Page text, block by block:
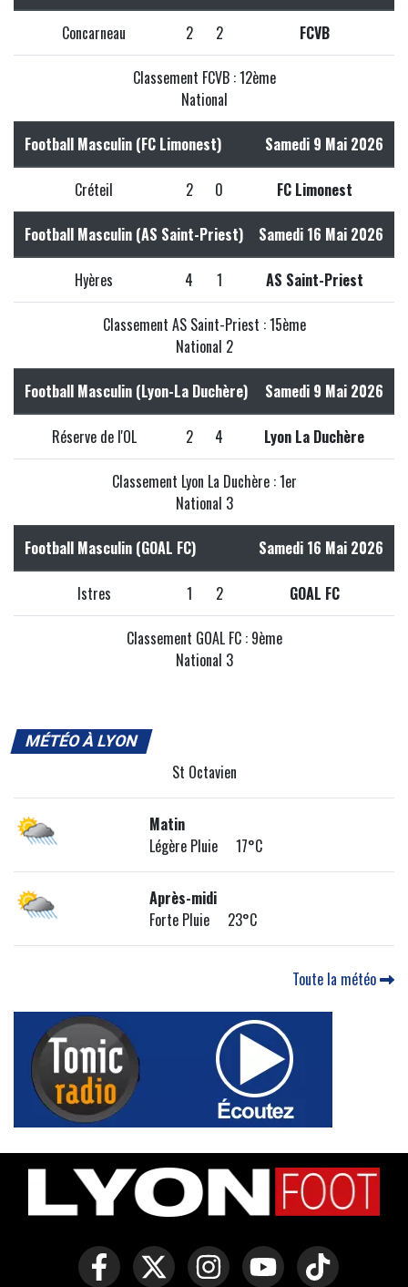
Concarneau 2 2 FCVB
Classement FCVB : 12ème
National
Football Masculin (FC Limonest) Samedi 9 Mai 2026
Créteil 2 0 FC Limonest
Football Masculin (AS Saint-Priest) Samedi 16 Mai 2026
Hyères 4 1 AS Saint-Priest
Classement AS Saint-Priest : 15ème
National 2
Football Masculin (Lyon-La Duchère) Samedi 9 Mai 2026
Réserve de l'OL 2 4 Lyon La Duchère
Classement Lyon La Duchère : 1er
National 3
Football Masculin (GOAL FC) Samedi 16 Mai 2026
Istres 1 2 GOAL FC
Classement GOAL FC : 9ème
National 3
MÉTÉO À LYON
St Octavien
Matin
Légère Pluie 17°C
Après-midi
Forte Pluie 23°C
Toute la météo